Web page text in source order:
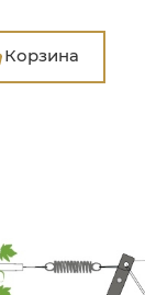
Корзина